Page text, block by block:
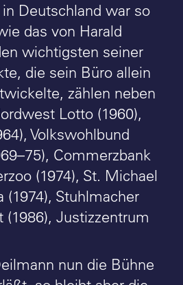
Deutschland war so
das von Harald
wichtigsten seiner
die sein Büro allein
zählen neben
Lotto (1960),
Volkswohlbund
Commerzbank
(1974), St. Michael
(1974), Stuhlmacher
(1986), Justizzentrum
nun die Bühne